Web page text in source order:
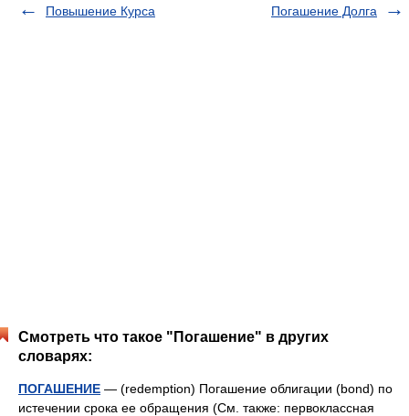
Повышение Курса Погашение Долга
Смотреть что такое "Погашение" в других
словарях:
ПОГАШЕНИЕ — (redemption) Погашение облигации (bond) по
истечении срока ее обращения (См. также: первоклассная